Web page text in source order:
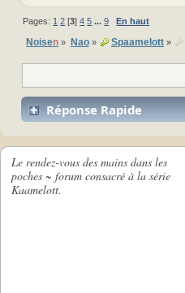
Pages: 1 2 [3]4 5 ...9 En haut
Noisen » Nao» Spaamelott»
Réponse Rapide
Le rendez-vous des mains dans les
poches ~ forum consacré à la série
Kaamelott.